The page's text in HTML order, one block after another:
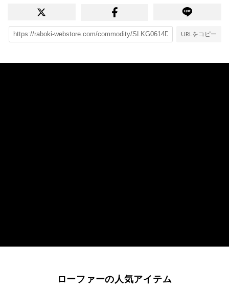
URLをコピー
ローファーの人気アイテム